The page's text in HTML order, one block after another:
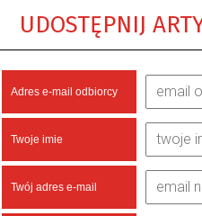
UDOSTĘPNIJ
Adres e-mail odbiorcy
Twoje imie
Twój adres e-mail